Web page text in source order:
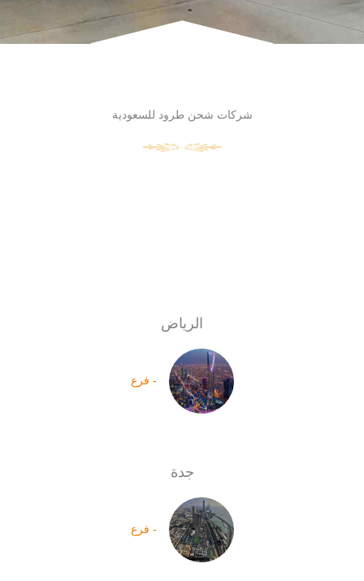
شركات شحن طرود للسعودية
الرياض
- فرع
جدة
- فرع